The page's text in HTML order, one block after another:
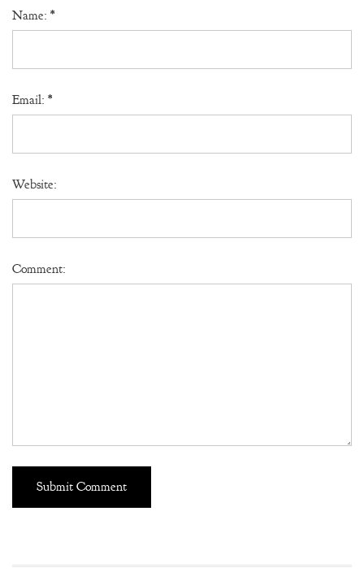
Name: *
Email: *
Website:
Comment: